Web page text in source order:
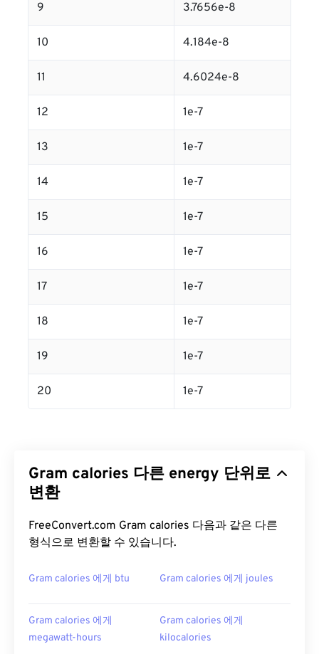
9 3.7656e-8
10 4.184e-8
11 4.6024e-8
12 1e-7
13 1e-7
14 1e-7
15 1e-7
16 1e-7
17 1e-7
18 1e-7
19 1e-7
20 1e-7
Gram calories 다른 energy 단위로
변환
FreeConvert.com Gram calories 다음과 같은 다른
형식으로 변환할 수 있습니다.
Gram calories 에게 btu Gram calories 에게 joules
Gram calories 에게
megawatt-hours
Gram calories 에게
kilocalories